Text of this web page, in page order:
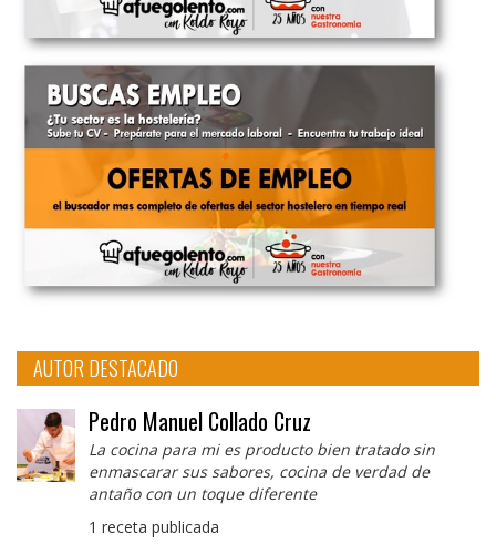
AUTOR DESTACADO
Pedro Manuel Collado Cruz
La cocina para mi es producto bien tratado sin
enmascarar sus sabores, cocina de verdad de
antaño con un toque diferente
1 receta publicada